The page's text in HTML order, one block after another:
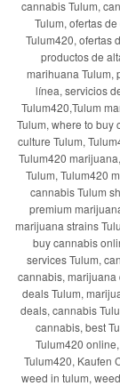
cannabis Tulum,
Tulum, ofertas
Tulum420, ofertas
productos de
marihuana Tulum,
línea, servicios
Tulum420,Tulum
Tulum, where to buy
culture Tulum,
Tulum420
Tulum, Tulum420
cannabis Tulum
premium
marijuana strains
buy cannabis
services Tulum,
cannabis, marijuana
deals Tulum,
deals, cannabis
cannabis, best
Tulum420
Tulum420, Kaufen
weed in tulum,